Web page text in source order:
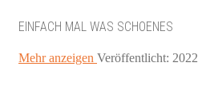
EINFACH MAL WAS SCHOENES
Mehr anzeigen Veröffentlicht: 2022